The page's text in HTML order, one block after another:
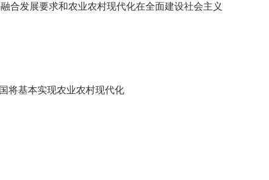
合发展要求和农业农村现代化在全面建设社会主义
将基本实现农业农村现代化